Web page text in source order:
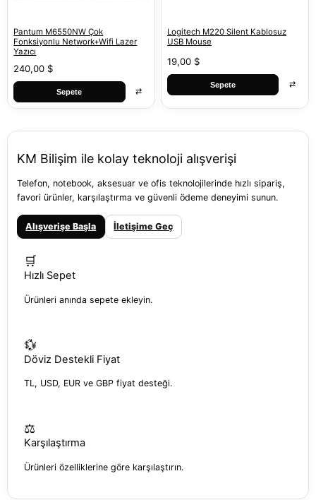
Pantum M6550NW Çok
Fonksiyonlu Network+Wifi Lazer
Yazıcı
240,00 $
Sepete ⇄
Logitech M220 Silent Kablosuz
USB Mouse
19,00 $
Sepete ⇄
KM Bilişim ile kolay teknoloji alışverişi
Telefon, notebook, aksesuar ve ofis teknolojilerinde hızlı sipariş,
favori ürünler, karşılaştırma ve güvenli ödeme deneyimi sunun.
Alışverişe Başla İletişime Geç
🛒
Hızlı Sepet
Ürünleri anında sepete ekleyin.
💱
Döviz Destekli Fiyat
TL, USD, EUR ve GBP fiyat desteği.
⚖️
Karşılaştırma
Ürünleri özelliklerine göre karşılaştırın.